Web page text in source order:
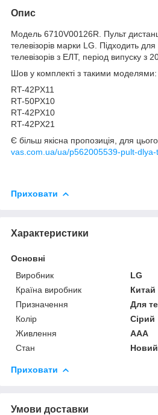
Опис
Модель 6710V00126R. Пульт
телевізорів марки LG. Підходить
телевізорів з ЕЛТ, період випуску з
Шов у комплекті з такими моделями:
RT-42PX11
RT-50PX10
RT-42PX10
RT-42PX21
Є більш якісна пропозиція, для
vas.com.ua/ua/p562005539-pult-
Приховати
Характеристики
Основні
Виробник
LG
Країна виробник
Китай
Призначення
Для
Колір
Сірий
Живлення
AAA
Стан
Новий
Приховати
Умови доставки